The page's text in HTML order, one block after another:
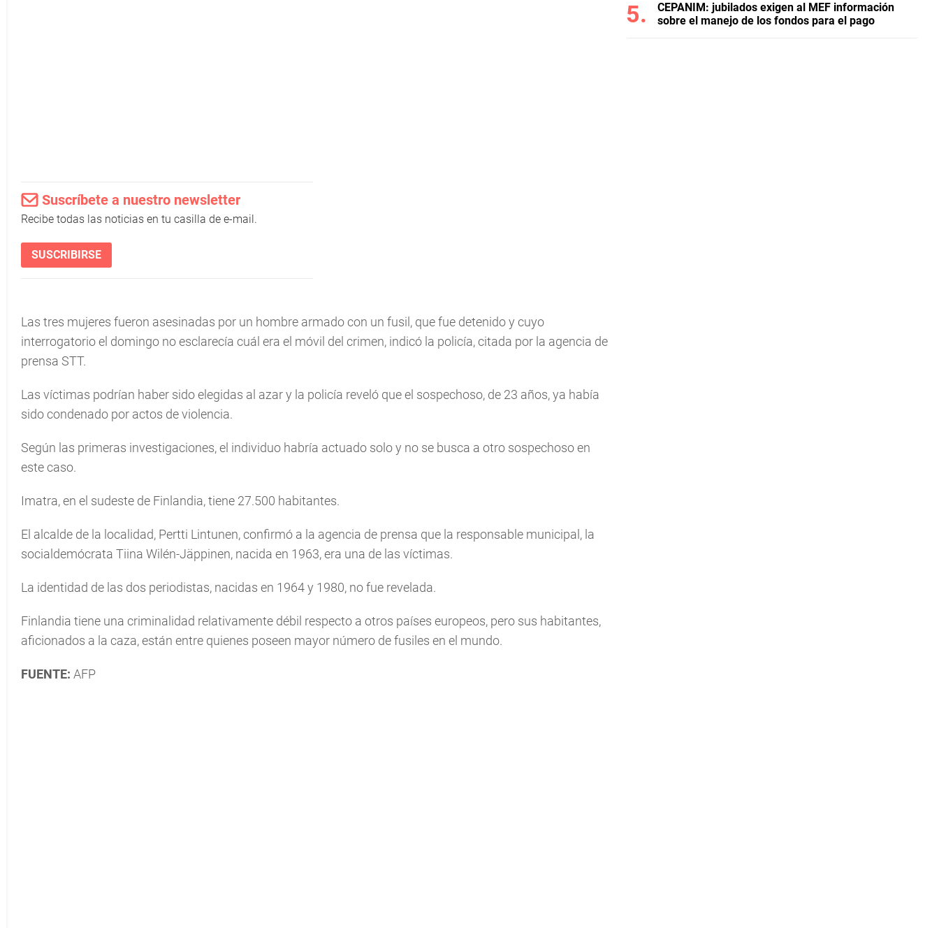
Suscríbete a nuestro newsletter
Recibe todas las noticias en tu casilla de e-mail.
SUSCRIBIRSE
Las tres mujeres fueron asesinadas por un hombre armado con un fusil, que fue detenido y cuyo
interrogatorio el domingo no esclarecía cuál era el móvil del crimen, indicó la policía, citada por la agencia de
prensa STT.
Las víctimas podrían haber sido elegidas al azar y la policía reveló que el sospechoso, de 23 años, ya había
sido condenado por actos de violencia.
Según las primeras investigaciones, el individuo habría actuado solo y no se busca a otro sospechoso en
este caso.
Imatra, en el sudeste de Finlandia, tiene 27.500 habitantes.
El alcalde de la localidad, Pertti Lintunen, confirmó a la agencia de prensa que la responsable municipal, la
socialdemócrata Tiina Wilén-Jäppinen, nacida en 1963, era una de las víctimas.
La identidad de las dos periodistas, nacidas en 1964 y 1980, no fue revelada.
Finlandia tiene una criminalidad relativamente débil respecto a otros países europeos, pero sus habitantes,
aficionados a la caza, están entre quienes poseen mayor número de fusiles en el mundo.
FUENTE: AFP
CEPANIM: jubilados exigen al MEF información
sobre el manejo de los fondos para el pago